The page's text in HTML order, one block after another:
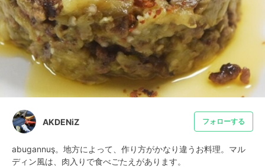
AKDENiZ フォローする
abugannuş。地方によって、作り方がかなり違うお料理。マル
ディン風は、肉入りで食べごたえがあります。